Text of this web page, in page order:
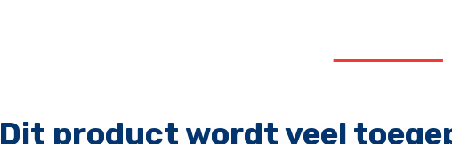
Dit product wordt veel